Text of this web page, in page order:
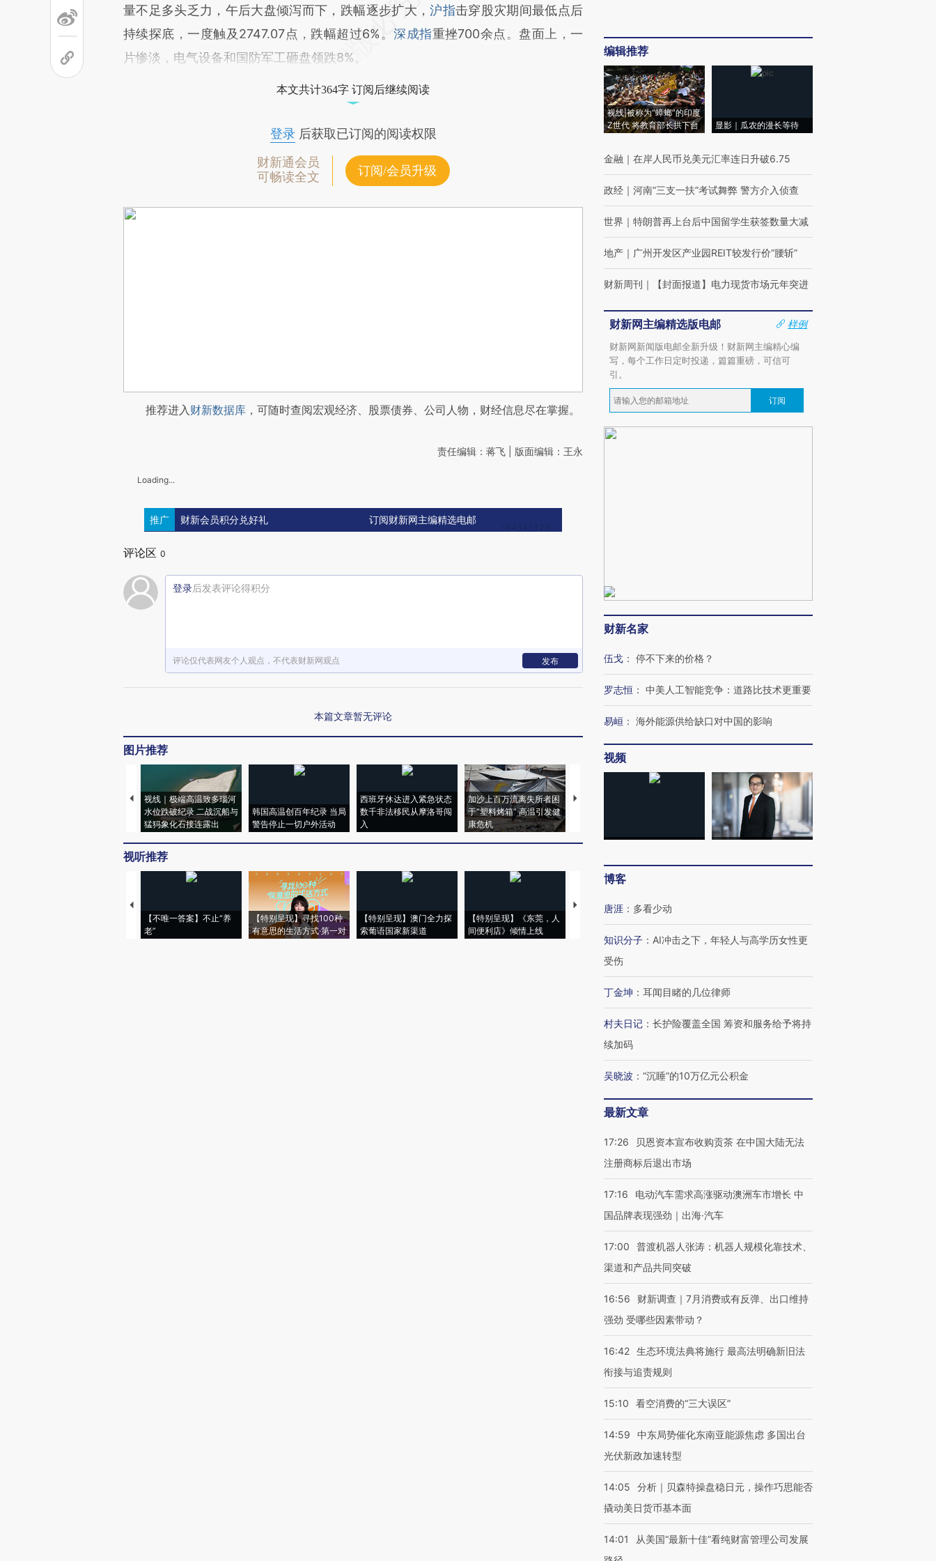
量不足多头乏力，午后大盘倾泻而下，跌幅逐步扩大，沪指击穿股灾期间最低点后
持续探底，一度触及2747.07点，跌幅超过6%。深成指重挫700余点。盘面上，一
片惨淡，电气设备和国防军工砸盘领跌8%。
本文共计364字 订阅后继续阅读
登录后获取已订阅的阅读权限
财新通会员
可畅读全文
订阅/会员升级
推荐进入财新数据库 ，可随时查阅宏观经济、股票债券、公司人物，财经信息尽在掌握。
责任编辑：蒋飞 | 版面编辑：王永
Loading...
推广 财新会员积分兑好礼 订阅财新网主编精选电邮
评论区 0
登录后发表评论得积分
评论仅代表网友个人观点，不代表财新网观点 发布
本篇文章暂无评论
图片推荐
视线｜极端高温致多瑙河
水位跌破纪录 二战沉船与
猛犸象化石接连露出
韩国高温创百年纪录 当局
警告停止一切户外活动
西班牙休达进入紧急状态
数千非法移民从摩洛哥闯
入
加沙上百万流离失所者困
于“塑料烤箱” 高温引发健
康危机
马航飞行员跨国走私7万
视线｜HYROX的吸金
术：是什么让中产们甘
心“花钱找虐”？
泽连斯基密集出访美英 索
要防空导弹“救急”
视听推荐
【不唯一答案】不止“养
老”
【特别呈现】寻找100种
有意思的生活方式·第一对
【特别呈现】澳门全力探
索葡语国家新渠道
【特别呈现】《东莞，人
间便利店》倾情上线
【推广】走进第四届链博
编辑推荐
视线|被称为“蟑螂”的印度
Z世代 将教育部长拱下台
显影｜瓜农的漫长等待
金融 ｜ 在岸人民币兑美元汇率连日升破6.75
政经 ｜ 河南“三支一扶”考试舞弊 警方介入侦查
世界 ｜ 特朗普再上台后中国留学生获签数量大减
地产 ｜ 广州开发区产业园REIT较发行价“腰斩”
财新周刊 ｜ 【封面报道】电力现货市场元年突进
财新网主编精选版电邮
样例
财新网新闻版电邮全新升级！财新网主编精心编
写，每个工作日定时投递，篇篇重磅，可信可
引。
订阅
财新名家
伍戈 ： 停不下来的价格？
罗志恒 ： 中美人工智能竞争：道路比技术更重要
易峘 ： 海外能源供给缺口对中国的影响
视频
博客
唐涯 ： 多看少动
知识分子 ： AI冲击之下，年轻人与高学历女性更
受伤
丁金坤 ： 耳闻目睹的几位律师
村夫日记 ： 长护险覆盖全国 筹资和服务给予将持
续加码
吴晓波 ： “沉睡”的10万亿元公积金
最新文章
17:26
贝恩资本宣布收购贡茶 在中国大陆无法
注册商标后退出市场
17:16
电动汽车需求高涨驱动澳洲车市增长 中
国品牌表现强劲｜出海·汽车
17:00
普渡机器人张涛：机器人规模化靠技术、
渠道和产品共同突破
16:56
财新调查｜7月消费或有反弹、出口维持
强劲 受哪些因素带动？
16:42 生态环境法典将施行 最高法明确新旧法
衔接与追责规则
15:10 看空消费的“三大误区”
14:59
中东局势催化东南亚能源焦虑 多国出台
光伏新政加速转型
14:05
分析｜贝森特操盘稳日元，操作巧思能否
撬动美日货币基本面
14:01
从美国“最新十佳”看纯财富管理公司发展